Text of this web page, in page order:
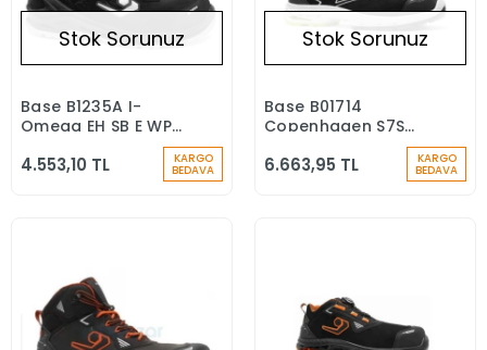
Stokta Yok
Stok Sorunuz
Base B1235A I-
Omega EH SB E WPA
Elektrikçi İş
4.553,10 TL KARGO
BEDAVA
Stokta Yok
Stok Sorunuz
Base B01714
Copenhagen S7S
ESD LG SC FO SR Su
Geçirmez İş Botu
6.663,95 TL KARGO
BEDAVA